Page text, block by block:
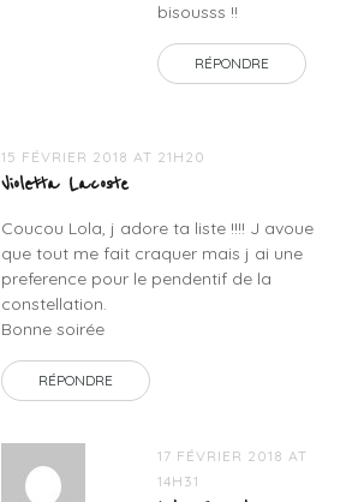
bisousss !!
RÉPONDRE
15 FÉVRIER 2018 AT 21H20
Violetta Lacoste
Coucou Lola, j adore ta liste !!!! J avoue
que tout me fait craquer mais j ai une
preference pour le pendentif de la
constellation.
Bonne soirée
RÉPONDRE
17 FÉVRIER 2018 AT
14H31